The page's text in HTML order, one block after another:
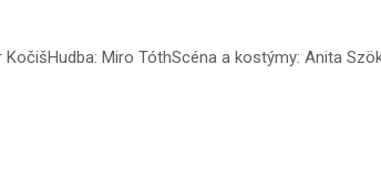
Miro TóthScéna a kostýmy: Anita